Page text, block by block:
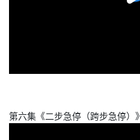
第六集《二步急停（跨步急停）》